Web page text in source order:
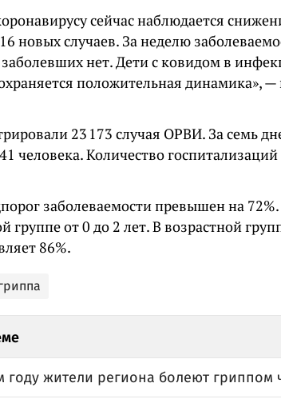
сейчас наблюдается
новых случаев. За неделю
нет. Дети с ковидом в
положительная динамика»,
23 173 случая ОРВИ. За семь
человека. Количество
заболеваемости превышен на
группе от 0 до 2 лет. В возрастной
86%.
году жители региона болеют